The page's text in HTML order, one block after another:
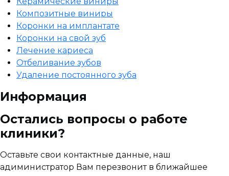
Композитные виниры
Коронки на имплантате
Коронки на свой зуб
Лечение кариеса
Отбеливание зубов
Удаление постоянного зуба
Информация
Остались вопросы о работе
клиники?
Оставьте свои контактные данные, наш
адиминистратор Вам перезвонит в ближайшее